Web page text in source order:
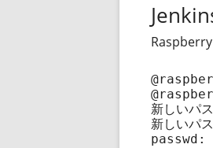
Raspberry
新しいパ
新しいパ
passwd: